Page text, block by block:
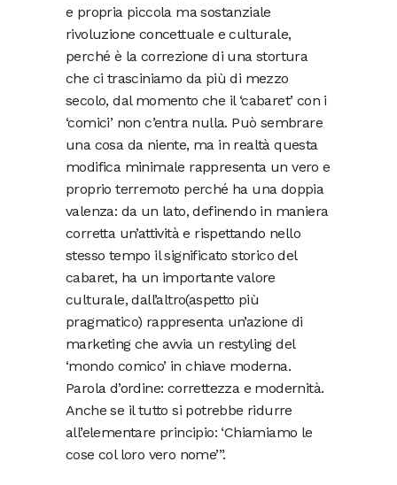
e propria piccola ma sostanziale
rivoluzione concettuale e culturale,
perché è la correzione di una stortura
che ci trasciniamo da più di mezzo
secolo, dal momento che il ‘cabaret’ con i
‘comici’ non c’entra nulla. Può sembrare
una cosa da niente, ma in realtà questa
modifica minimale rappresenta un vero e
proprio terremoto perché ha una doppia
valenza: da un lato, definendo in maniera
corretta un’attività e rispettando nello
stesso tempo il significato storico del
cabaret, ha un importante valore
culturale, dall’altro(aspetto più
pragmatico) rappresenta un’azione di
marketing che avvia un restyling del
‘mondo comico’ in chiave moderna.
Parola d’ordine: correttezza e modernità.
Anche se il tutto si potrebbe ridurre
all’elementare principio: ‘Chiamiamo le
cose col loro vero nome’”.